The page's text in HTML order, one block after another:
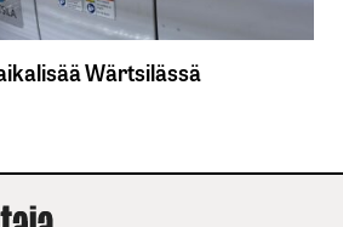
Wärtsilässä